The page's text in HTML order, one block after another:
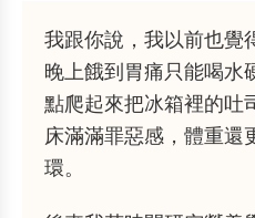
我跟你說，我以前也覺
晚上餓到胃痛只能喝水
點爬起來把冰箱裡的吐
床滿滿罪惡感，體重還
環。